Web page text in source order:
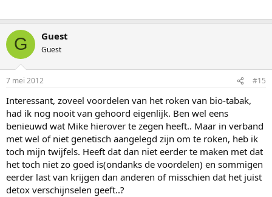
G Guest
Guest
7 mei 2012 #15
Interessant, zoveel voordelen van het roken van bio-tabak,
had ik nog nooit van gehoord eigenlijk. Ben wel eens
benieuwd wat Mike hierover te zegen heeft.. Maar in verband
met wel of niet genetisch aangelegd zijn om te roken, heb ik
toch mijn twijfels. Heeft dat dan niet eerder te maken met dat
het toch niet zo goed is(ondanks de voordelen) en sommigen
eerder last van krijgen dan anderen of misschien dat het juist
detox verschijnselen geeft..?